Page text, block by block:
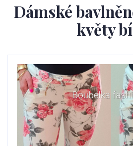
Dámské
květy